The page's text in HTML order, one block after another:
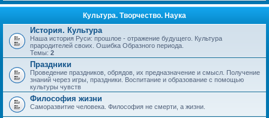
Культура. Творчество. Наука
История. Культура
Наша история Руси: прошлое - отражение будущего. Культура
прародителей своих. Ошибка Образного периода.
Темы: 2
Праздники
Проведение праздников, обрядов, их предназначение и смысл. Получение
знаний через игры, праздники. Воспитание и образование с помощью
культуры чувств
Философия жизни
Саморазвитие человека. Философия не смерти, а жизни.